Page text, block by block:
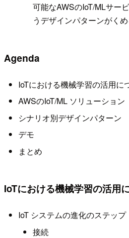
可能なAWSのIoT/MLサー
うデザインパターンがく
Agenda
IoTにおける機械学習の活用に
AWSのIoT/ML ソリューション
シナリオ別デザインパターン
デモ
まとめ
IoTにおける機械学習の活用
IoT システムの進化のステップ
接続